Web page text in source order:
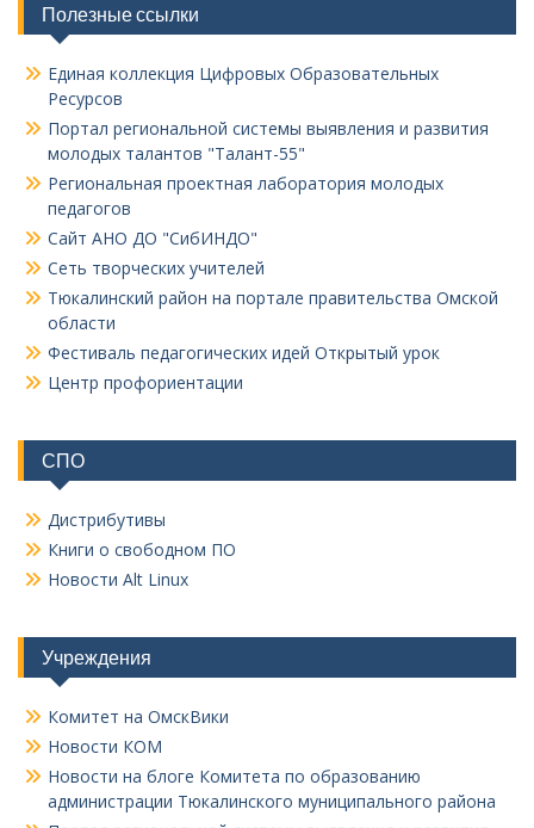
Полезные ссылки
Единая коллекция Цифровых Образовательных
Ресурсов
Портал региональной системы выявления и развития
молодых талантов "Талант-55"
Региональная проектная лаборатория молодых
педагогов
Сайт АНО ДО "СибИНДО"
Сеть творческих учителей
Тюкалинский район на портале правительства Омской
области
Фестиваль педагогических идей Открытый урок
Центр профориентации
СПО
Дистрибутивы
Книги о свободном ПО
Новости Alt Linux
Учреждения
Комитет на ОмскВики
Новости КОМ
Новости на блоге Комитета по образованию
администрации Тюкалинского муниципального района